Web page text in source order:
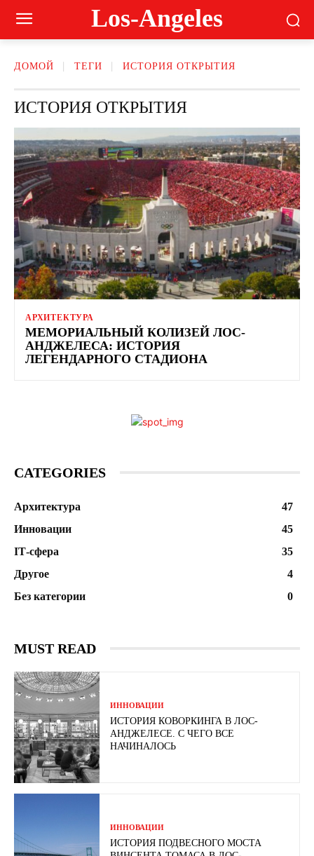
Los-Angeles
ДОМОЙ ТЕГИ ИСТОРИЯ ОТКРЫТИЯ
ИСТОРИЯ ОТКРЫТИЯ
АРХИТЕКТУРА
МЕМОРИАЛЬНЫЙ КОЛИЗЕЙ ЛОС-
АНДЖЕЛЕСА: ИСТОРИЯ
ЛЕГЕНДАРНОГО СТАДИОНА
CATEGORIES
Архитектура
47
Инновации
45
ІТ-сфера
35
Другое
4
Без категории
0
MUST READ
ИННОВАЦИИ
ИСТОРИЯ КОВОРКИНГА В ЛОС-
АНДЖЕЛЕСЕ. С ЧЕГО ВСЕ
НАЧИНАЛОСЬ
ИННОВАЦИИ
ИСТОРИЯ ПОДВЕСНОГО МОСТА